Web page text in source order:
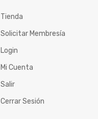
Tienda
Solicitar Membresía
Login
Mi Cuenta
Salir
Cerrar Sesión